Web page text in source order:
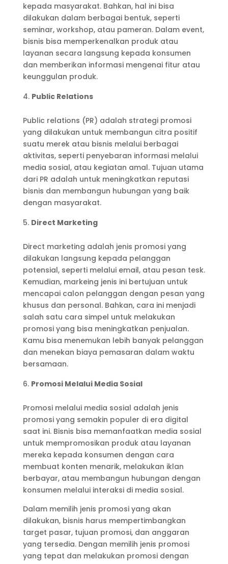
kepada masyarakat. Bahkan, hal ini bisa
dilakukan dalam berbagai bentuk, seperti
seminar, workshop, atau pameran. Dalam event,
bisnis bisa memperkenalkan produk atau
layanan secara langsung kepada konsumen
dan memberikan informasi mengenai fitur atau
keunggulan produk.
Public Relations
Public relations (PR) adalah strategi promosi
yang dilakukan untuk membangun citra positif
suatu merek atau bisnis melalui berbagai
aktivitas, seperti penyebaran informasi melalui
media sosial, atau kegiatan amal. Tujuan utama
dari PR adalah untuk meningkatkan reputasi
bisnis dan membangun hubungan yang baik
dengan masyarakat.
Direct Marketing
Direct marketing adalah jenis promosi yang
dilakukan langsung kepada pelanggan
potensial, seperti melalui email, atau pesan tesk.
Kemudian, markeing jenis ini bertujuan untuk
mencapai calon pelanggan dengan pesan yang
khusus dan personal. Bahkan, cara ini menjadi
salah satu cara simpel untuk melakukan
promosi yang bisa meningkatkan penjualan.
Kamu bisa menemukan lebih banyak pelanggan
dan menekan biaya pemasaran dalam waktu
bersamaan.
Promosi Melalui Media Sosial
Promosi melalui media sosial adalah jenis
promosi yang semakin populer di era digital
saat ini. Bisnis bisa memanfaatkan media sosial
untuk mempromosikan produk atau layanan
mereka kepada konsumen dengan cara
membuat konten menarik, melakukan iklan
berbayar, atau membangun hubungan dengan
konsumen melalui interaksi di media sosial.
Dalam memilih jenis promosi yang akan
dilakukan, bisnis harus mempertimbangkan
target pasar, tujuan promosi, dan anggaran
yang tersedia. Dengan memilih jenis promosi
yang tepat dan melakukan promosi dengan